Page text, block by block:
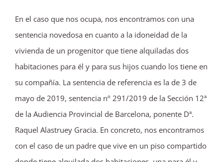
En el caso que nos ocupa, nos encontramos con una
sentencia novedosa en cuanto a la idoneidad de la
vivienda de un progenitor que tiene alquiladas dos
habitaciones para él y para sus hijos cuando los tiene en
su compañía. La sentencia de referencia es la de 3 de
mayo de 2019, sentencia nº 291/2019 de la Sección 12ª
de la Audiencia Provincial de Barcelona, ponente Dª.
Raquel Alastruey Gracia. En concreto, nos encontramos
con el caso de un padre que vive en un piso compartido